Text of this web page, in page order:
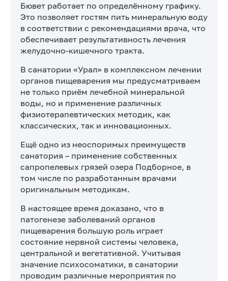
Бювет работает по определённому графику.
Это позволяет гостям пить минеральную воду
в соответствии с рекомендациями врача, что
обеспечивает результативность лечения
желудочно-кишечного тракта.
В санатории «Урал» в комплексном лечении
органов пищеварения мы предусматриваем
не только приём лечебной минеральной
воды, но и применение различных
физиотерапевтических методик, как
классических, так и инновационных.
Ещё одно из неоспоримых преимуществ
санатория – применение собственных
сапропелевых грязей озера Подборное, в
том числе по разработанным врачами
оригинальным методикам.
В настоящее время доказано, что в
патогенезе заболеваний органов
пищеварения большую роль играет
состояние нервной системы человека,
центральной и вегетативной. Учитывая
значение психосоматики, в санатории
проводим различные мероприятия по